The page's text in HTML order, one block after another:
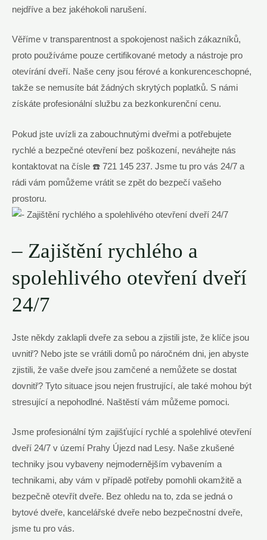
nejdříve a bez jakéhokoli narušení.
Věříme v transparentnost a spokojenost našich zákazníků,
proto používáme pouze certifikované metody a nástroje pro
otevírání dveří. Naše ceny jsou férové a konkurenceschopné,
takže se nemusíte bát žádných skrytých poplatků. S námi
získáte profesionální službu za bezkonkurenční cenu.
Pokud jste uvízli za zabouchnutými dveřmi a potřebujete
rychlé a bezpečné otevření bez poškození, neváhejte nás
kontaktovat na čísle ☎️ 721 145 237. Jsme tu pro vás 24/7 a
rádi vám pomůžeme vrátit se zpět do bezpečí vašeho
prostoru.
– Zajištění rychlého a
spolehlivého otevření dveří
24/7
Jste někdy zaklapli dveře za sebou a zjistili jste, že klíče jsou
uvnitř? Nebo jste se vrátili domů po náročném dni, jen abyste
zjistili, že vaše dveře jsou zamčené a nemůžete se dostat
dovnitř? Tyto situace jsou nejen frustrující, ale také mohou být
stresující a nepohodlné. Naštěstí vám můžeme pomoci.
Jsme profesionální tým zajišťující rychlé a spolehlivé otevření
dveří 24/7 v území Prahy Újezd nad Lesy. Naše zkušené
techniky jsou vybaveny nejmodernějším vybavením a
technikami, aby vám v případě potřeby pomohli okamžitě a
bezpečně otevřít dveře. Bez ohledu na to, zda se jedná o
bytové dveře, kancelářské dveře nebo bezpečnostní dveře,
jsme tu pro vás.